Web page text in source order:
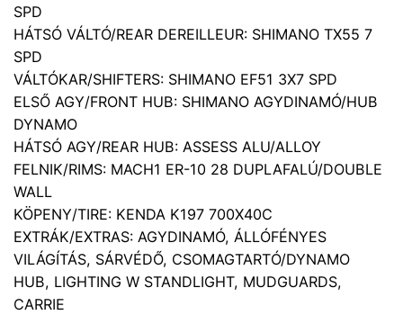
SPD
HÁTSÓ VÁLTÓ/REAR DEREILLEUR: SHIMANO TX55 7
SPD
VÁLTÓKAR/SHIFTERS: SHIMANO EF51 3X7 SPD
ELSŐ AGY/FRONT HUB: SHIMANO AGYDINAMÓ/HUB
DYNAMO
HÁTSÓ AGY/REAR HUB: ASSESS ALU/ALLOY
FELNIK/RIMS: MACH1 ER-10 28 DUPLAFALÚ/DOUBLE
WALL
KÖPENY/TIRE: KENDA K197 700X40C
EXTRÁK/EXTRAS: AGYDINAMÓ, ÁLLÓFÉNYES
VILÁGÍTÁS, SÁRVÉDŐ, CSOMAGTARTÓ/DYNAMO
HUB, LIGHTING W STANDLIGHT, MUDGUARDS,
CARRIE